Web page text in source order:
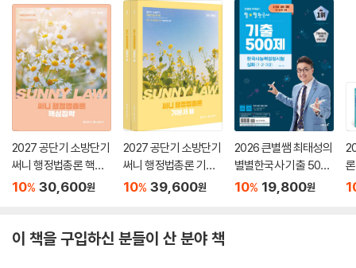
2027 공단기 소방단기
써니 행정법총론 핵심
집약
10% 30,600원
2027 공단기 소방단기
써니 행정법총론 기본
서
10% 39,600원
2026 큰별쌤 최태성의
별별한국사 기출 500
제 한국사능력검정시
10% 19,800원
(
이 책을 구입하신 분들이 산 분야 책